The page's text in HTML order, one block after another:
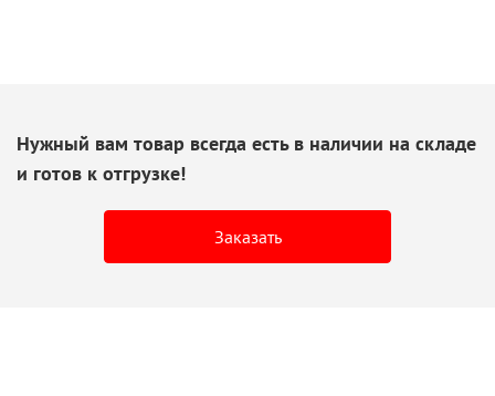
Нужный вам товар всегда есть в наличии на складе
и готов к отгрузке!
Заказать